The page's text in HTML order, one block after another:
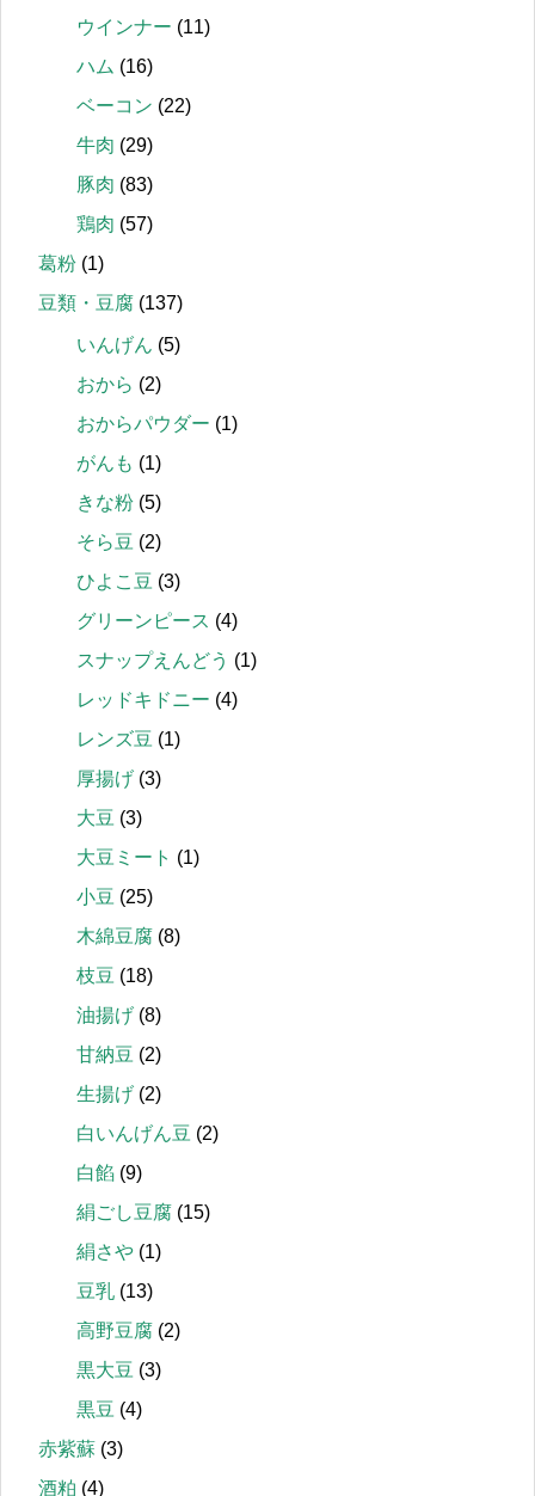
ウインナー (11)
ハム (16)
ベーコン (22)
牛肉 (29)
豚肉 (83)
鶏肉 (57)
葛粉 (1)
豆類・豆腐 (137)
いんげん (5)
おから (2)
おからパウダー (1)
がんも (1)
きな粉 (5)
そら豆 (2)
ひよこ豆 (3)
グリーンピース (4)
スナップえんどう (1)
レッドキドニー (4)
レンズ豆 (1)
厚揚げ (3)
大豆 (3)
大豆ミート (1)
小豆 (25)
木綿豆腐 (8)
枝豆 (18)
油揚げ (8)
甘納豆 (2)
生揚げ (2)
白いんげん豆 (2)
白餡 (9)
絹ごし豆腐 (15)
絹さや (1)
豆乳 (13)
高野豆腐 (2)
黒大豆 (3)
黒豆 (4)
赤紫蘇 (3)
酒粕 (4)